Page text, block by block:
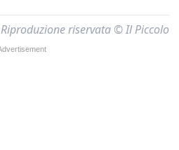
Riproduzione riservata © Il Piccolo